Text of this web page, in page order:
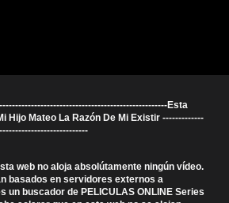
Esta
Hijo Mateo La Razón De Mi Existir -------------
web no aloja absolútamente ningún vídeo.
basados en servidores externos a
un buscador de PELICULAS ONLINE Series